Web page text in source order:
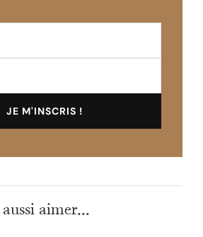
aimer...